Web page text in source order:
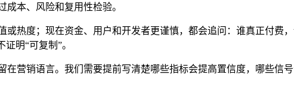
本、风险和复用性检验。
热度；现在资金、用户和开发者更谨慎，都会追问：谁真正付费
明“可复制”。
营销语言。我们需要提前写清楚哪些指标会提高置信度，哪些信